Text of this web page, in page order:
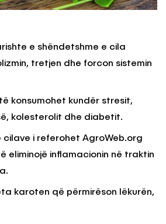
e shëndetshme e cila
tretjen dhe forcon sistemin
konsumohet kundër stresit,
kolesterolit dhe diabetit.
cilave i referohet AgroWeb.org
eliminojë inflamacionin në traktin
karoten që përmirëson lëkurën,